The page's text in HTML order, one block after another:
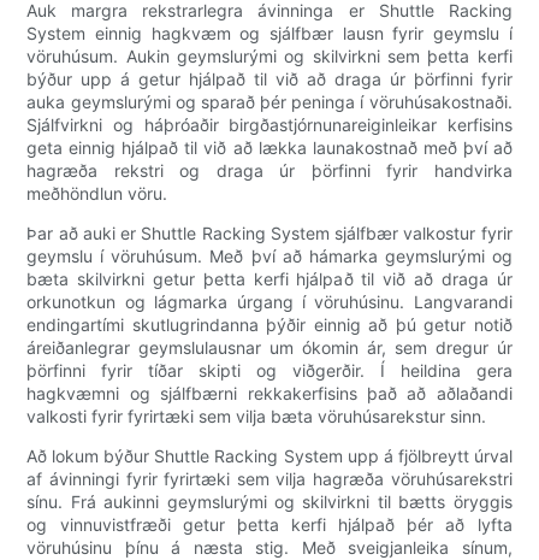
Auk margra rekstrarlegra ávinninga er Shuttle Racking
System einnig hagkvæm og sjálfbær lausn fyrir geymslu í
vöruhúsum. Aukin geymslurými og skilvirkni sem þetta kerfi
býður upp á getur hjálpað til við að draga úr þörfinni fyrir
auka geymslurými og sparað þér peninga í vöruhúsakostnaði.
Sjálfvirkni og háþróaðir birgðastjórnunareiginleikar kerfisins
geta einnig hjálpað til við að lækka launakostnað með því að
hagræða rekstri og draga úr þörfinni fyrir handvirka
meðhöndlun vöru.
Þar að auki er Shuttle Racking System sjálfbær valkostur fyrir
geymslu í vöruhúsum. Með því að hámarka geymslurými og
bæta skilvirkni getur þetta kerfi hjálpað til við að draga úr
orkunotkun og lágmarka úrgang í vöruhúsinu. Langvarandi
endingartími skutlugrindanna þýðir einnig að þú getur notið
áreiðanlegrar geymslulausnar um ókomin ár, sem dregur úr
þörfinni fyrir tíðar skipti og viðgerðir. Í heildina gera
hagkvæmni og sjálfbærni rekkakerfisins það að aðlaðandi
valkosti fyrir fyrirtæki sem vilja bæta vöruhúsarekstur sinn.
Að lokum býður Shuttle Racking System upp á fjölbreytt úrval
af ávinningi fyrir fyrirtæki sem vilja hagræða vöruhúsarekstri
sínu. Frá aukinni geymslurými og skilvirkni til bætts öryggis
og vinnuvistfræði getur þetta kerfi hjálpað þér að lyfta
vöruhúsinu þínu á næsta stig. Með sveigjanleika sínum,